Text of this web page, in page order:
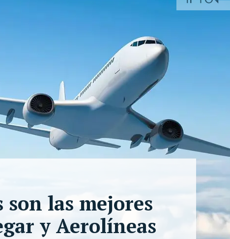
son las mejores
y Aerolíneas